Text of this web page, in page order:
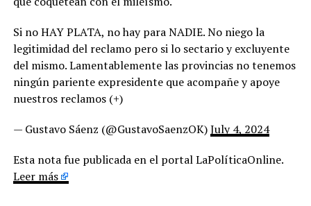
Si no HAY PLATA, no hay para NADIE. No niego la
legitimidad del reclamo pero si lo sectario y excluyente
del mismo. Lamentablemente las provincias no tenemos
ningún pariente expresidente que acompañe y apoye
nuestros reclamos (+)
— Gustavo Sáenz (@GustavoSaenzOK)July 4, 2024
Esta nota fue publicada en el portal LaPolíticaOnline.
Leer más